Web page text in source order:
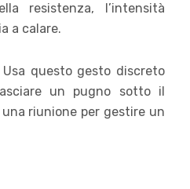
resistenza, l’intensità
a calare.
Usa questo gesto discreto
un pugno sotto il
riunione per gestire un